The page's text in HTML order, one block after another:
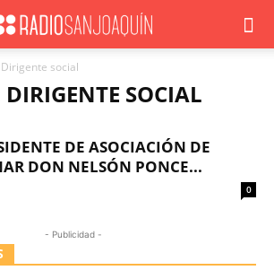
Dirigente social
SOCIAL
DE ASOCIACIÓN DE
DON NELSÓN PONCE...
0
- Publicidad -